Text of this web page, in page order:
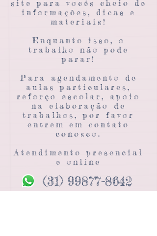
site para vocês cheio de
informações, dicas e
materiais!
Enquanto isso, o
trabalho não pode
parar!
Para agendamento de
aulas particulares,
reforço escolar, apoio
na elaboração de
trabalhos, por favor
entrem em contato
conosco.
Atendimento presencial
e online
(31) 99877-8642